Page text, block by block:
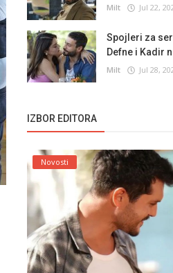
Milt Jul 22,
Spojleri za
Defne i Kadir
Milt Jul 28,
IZBOR EDITORA
Novosti